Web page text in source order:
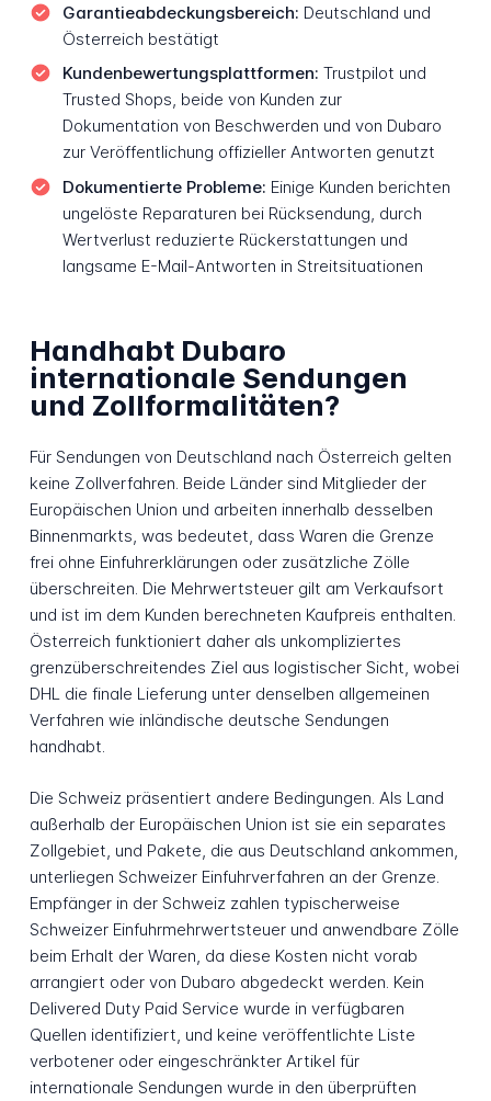
Garantieabdeckungsbereich: Deutschland und
Österreich bestätigt
Kundenbewertungsplattformen: Trustpilot und
Trusted Shops, beide von Kunden zur
Dokumentation von Beschwerden und von Dubaro
zur Veröffentlichung offizieller Antworten genutzt
Dokumentierte Probleme: Einige Kunden berichten
ungelöste Reparaturen bei Rücksendung, durch
Wertverlust reduzierte Rückerstattungen und
langsame E-Mail-Antworten in Streitsituationen
Handhabt Dubaro
internationale Sendungen
und Zollformalitäten?
Für Sendungen von Deutschland nach Österreich gelten
keine Zollverfahren. Beide Länder sind Mitglieder der
Europäischen Union und arbeiten innerhalb desselben
Binnenmarkts, was bedeutet, dass Waren die Grenze
frei ohne Einfuhrerklärungen oder zusätzliche Zölle
überschreiten. Die Mehrwertsteuer gilt am Verkaufsort
und ist im dem Kunden berechneten Kaufpreis enthalten.
Österreich funktioniert daher als unkompliziertes
grenzüberschreitendes Ziel aus logistischer Sicht, wobei
DHL die finale Lieferung unter denselben allgemeinen
Verfahren wie inländische deutsche Sendungen
handhabt.
Die Schweiz präsentiert andere Bedingungen. Als Land
außerhalb der Europäischen Union ist sie ein separates
Zollgebiet, und Pakete, die aus Deutschland ankommen,
unterliegen Schweizer Einfuhrverfahren an der Grenze.
Empfänger in der Schweiz zahlen typischerweise
Schweizer Einfuhrmehrwertsteuer und anwendbare Zölle
beim Erhalt der Waren, da diese Kosten nicht vorab
arrangiert oder von Dubaro abgedeckt werden. Kein
Delivered Duty Paid Service wurde in verfügbaren
Quellen identifiziert, und keine veröffentlichte Liste
verbotener oder eingeschränkter Artikel für
internationale Sendungen wurde in den überprüften